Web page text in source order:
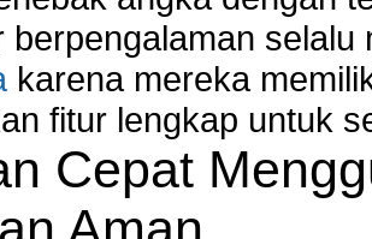
berpengalaman
karena mereka
fitur lengkap untuk
Cepat